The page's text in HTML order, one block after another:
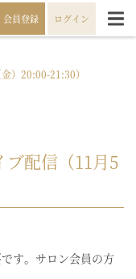
会員登録 ログイン
）20:00-21:30）
配信（11月5
す。サロン会員の方